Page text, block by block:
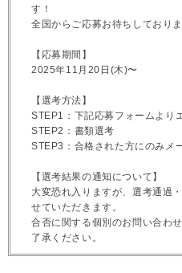
す！
全国からご応募お待ちしておりま
【応募期間】
2025年11月20日(木)〜
【選考方法】
STEP1：下記応募フォームより
STEP2：書類選考
STEP3：合格された方にのみメ
【選考結果の通知について】
大変恐れ入りますが、選考通過
せていただきます。
合否に関する個別のお問い合わ
了承ください。